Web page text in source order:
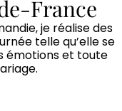
France
je réalise des
telle qu’elle se
émotions et toute